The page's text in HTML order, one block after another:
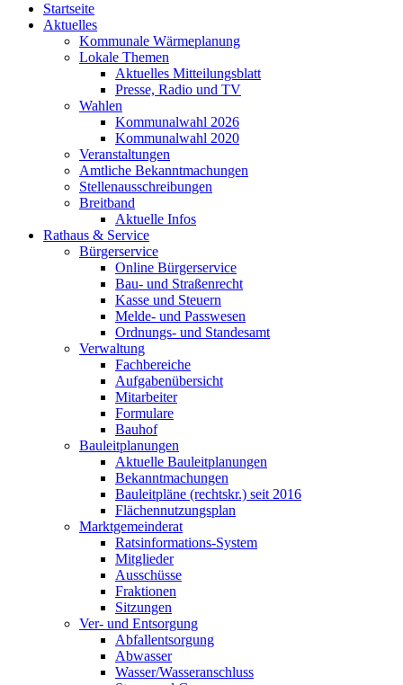
Startseite
Aktuelles
Kommunale Wärmeplanung
Lokale Themen
Aktuelles Mitteilungsblatt
Presse, Radio und TV
Wahlen
Kommunalwahl 2026
Kommunalwahl 2020
Veranstaltungen
Amtliche Bekanntmachungen
Stellenausschreibungen
Breitband
Aktuelle Infos
Rathaus & Service
Bürgerservice
Online Bürgerservice
Bau- und Straßenrecht
Kasse und Steuern
Melde- und Passwesen
Ordnungs- und Standesamt
Verwaltung
Fachbereiche
Aufgabenübersicht
Mitarbeiter
Formulare
Bauhof
Bauleitplanungen
Aktuelle Bauleitplanungen
Bekanntmachungen
Bauleitpläne (rechtskr.) seit 2016
Flächennutzungsplan
Marktgemeinderat
Ratsinformations-System
Mitglieder
Ausschüsse
Fraktionen
Sitzungen
Ver- und Entsorgung
Abfallentsorgung
Abwasser
Wasser/Wasseranschluss